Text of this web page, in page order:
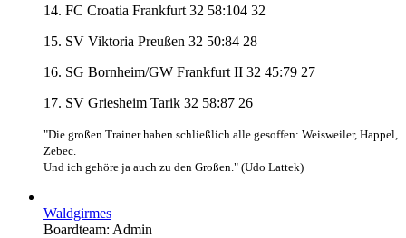
14. FC Croatia Frankfurt 32 58:104 32
15. SV Viktoria Preußen 32 50:84 28
16. SG Bornheim/GW Frankfurt II 32 45:79 27
17. SV Griesheim Tarik 32 58:87 26
"Die großen Trainer haben schließlich alle gesoffen: Weisweiler, Happel,
Zebec.
Und ich gehöre ja auch zu den Großen." (Udo Lattek)
Waldgirmes
Boardteam: Admin